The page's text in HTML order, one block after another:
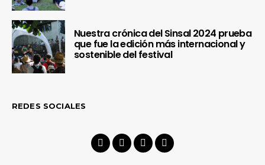
Nuestra crónica del Sinsal 2024 prueba
que fue la edición más internacional y
sostenible del festival
REDES SOCIALES